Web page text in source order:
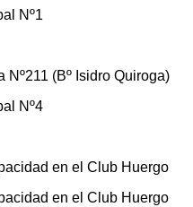
Nº1
(Bº Isidro Quiroga)
Nº4
en el Club Huergo
en el Club Huergo